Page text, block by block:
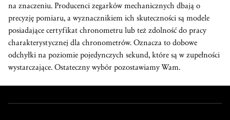
na znaczeniu. Producenci zegarków mechanicznych dbają o
precyzję pomiaru, a wyznacznikiem ich skuteczności są modele
posiadające certyfikat chronometru lub też zdolność do pracy
charakterystycznej dla chronometrów. Oznacza to dobowe
odchyłki na poziomie pojedynczych sekund, które są w zupełności
wystarczające. Ostateczny wybór pozostawiamy Wam.